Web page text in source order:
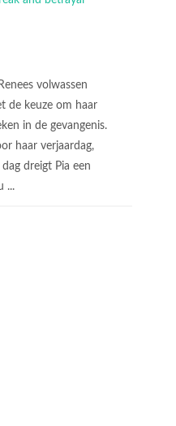
Renees volwassen
de keuze om haar
in de gevangenis.
haar verjaardag,
dreigt Pia een
...